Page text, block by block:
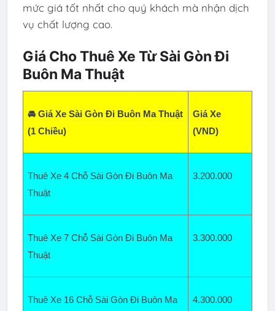
mức giá tốt nhất cho quý khách mà nhận dịch
vụ chất lượng cao.
Giá Cho Thuê Xe Từ Sài Gòn Đi
Buôn Ma Thuật
🚘 Giá Xe Sài Gòn Đi Buôn Ma Thuật
(1 Chiều)
Giá Xe
(VND)
Thuê Xe 4 Chỗ Sài Gòn Đi Buôn Ma
Thuật
3.200.000
Thuê Xe 7 Chỗ Sài Gòn Đi Buôn Ma
Thuật
3.300.000
Thuê Xe 16 Chỗ Sài Gòn Đi Buôn Ma
4.300.000